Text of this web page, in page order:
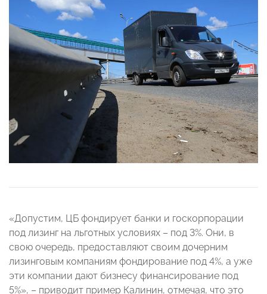
«Допустим, ЦБ фондирует банки и госкорпорации
под лизинг на льготных условиях – под 3%. Они, в
свою очередь, предоставляют своим дочерним
лизинговым компаниям фондирование под 4%, а уже
эти компании дают бизнесу финансирование под
5%», – приводит пример Калинин, отмечая, что это